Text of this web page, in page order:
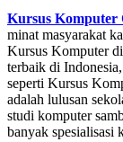
Kursus
minat masyarakat
Kursus Komputer
terbaik di
seperti Kursus
adalah lulusan
studi komputer
banyak spesialisasi